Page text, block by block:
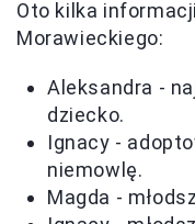
Oto kilka
Morawieckiego:
Aleksandra -
dziecko.
Ignacy -
niemowlę.
Magda -